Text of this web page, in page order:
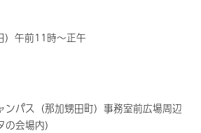
）午前11時～正午
ンパス（那加甥田町）事務室前広場周辺
会場内）